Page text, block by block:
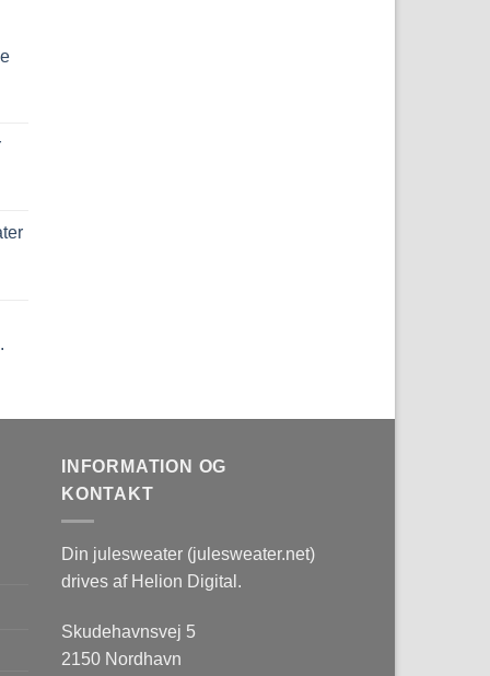
INFORMATION OG
KONTAKT
Din julesweater (julesweater.net)
drives af Helion Digital.
Skudehavnsvej 5
2150 Nordhavn